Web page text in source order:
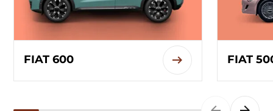
FIAT 600 FIAT